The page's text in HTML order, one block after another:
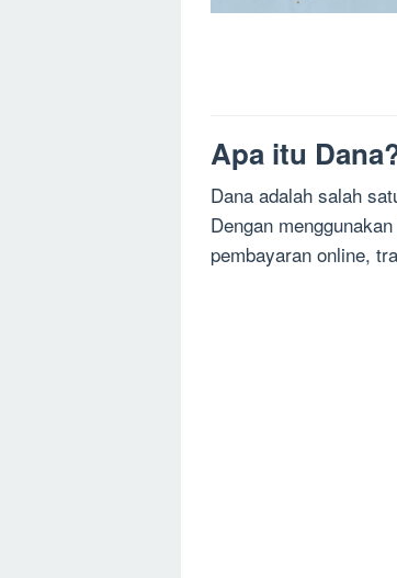
Apa itu
Dana adalah salah
Dengan
pembayaran online,